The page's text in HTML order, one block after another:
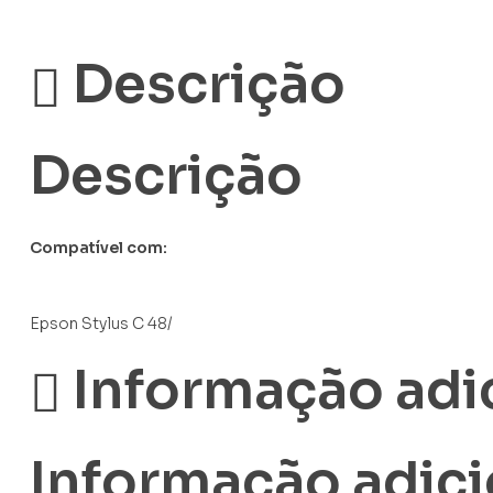
Descrição
Descrição
Compatível com:
Epson Stylus C 48/
Informação